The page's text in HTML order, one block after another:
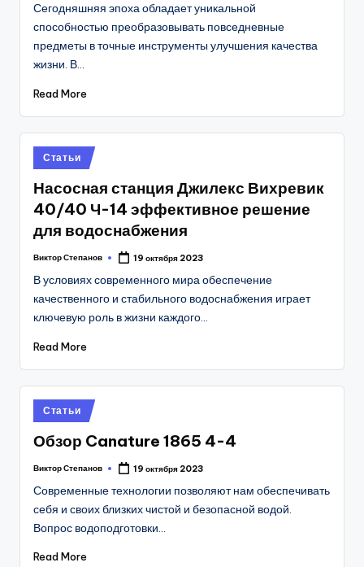
Сегодняшняя эпоха обладает уникальной
способностью преобразовывать повседневные
предметы в точные инструменты улучшения качества
жизни. В…
Read More
Posted
in
Статьи
Насосная станция Джилекс Вихревик
40/40 Ч-14 эффективное решение
для водоснабжения
Posted
Виктор Степанов 19 октября 2023
В условиях современного мира обеспечение
качественного и стабильного водоснабжения играет
ключевую роль в жизни каждого…
Read More
Posted
in
Статьи
Обзор Canature 1865 4-4
Posted
Виктор Степанов 19 октября 2023
Современные технологии позволяют нам обеспечивать
себя и своих близких чистой и безопасной водой.
Вопрос водоподготовки…
Read More